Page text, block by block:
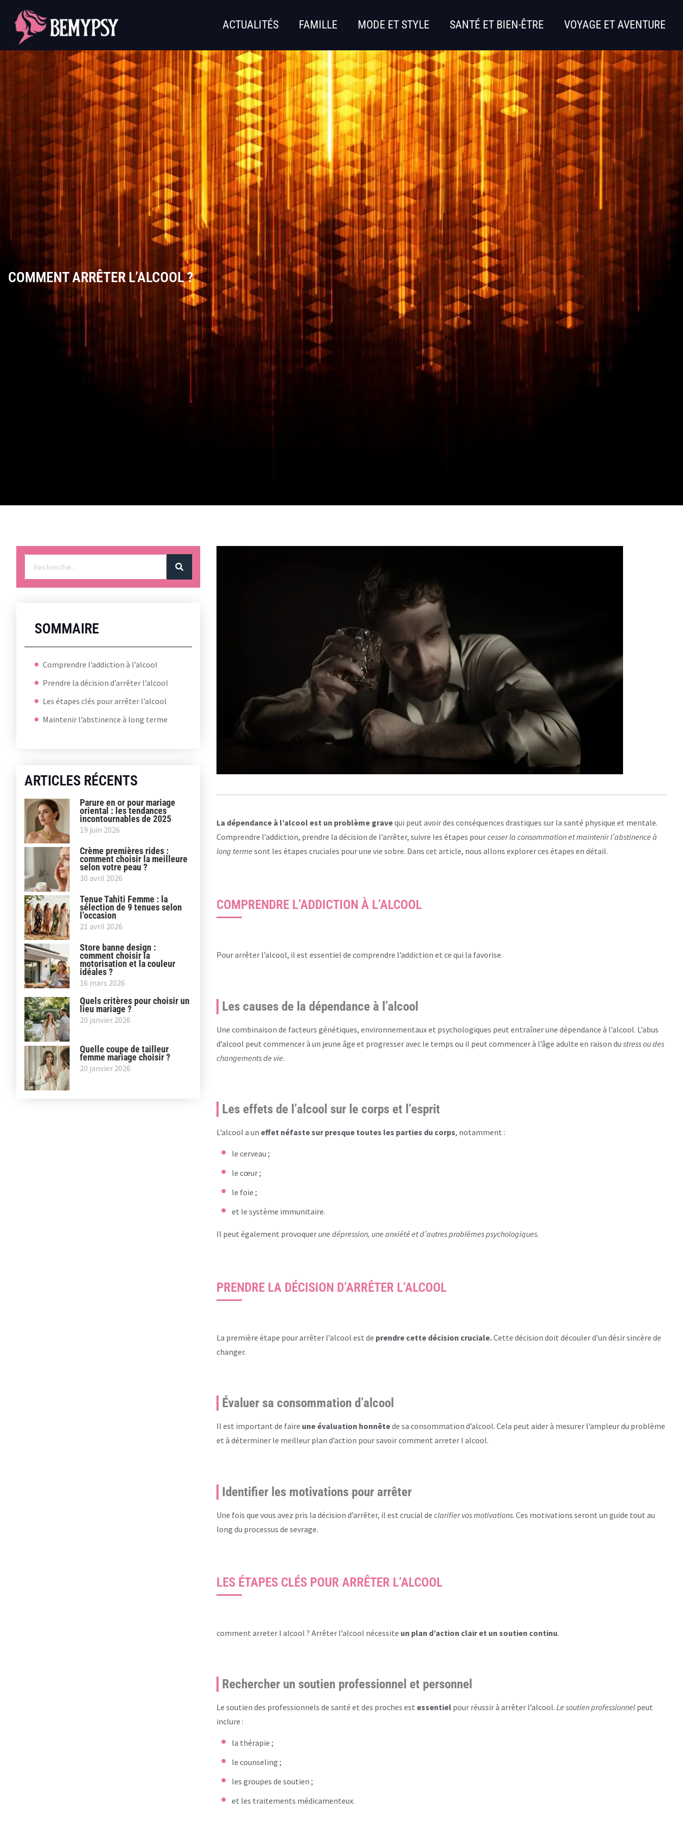
ACTUALITÉS FAMILLE MODE ET STYLE SANTÉ ET BIEN-ÊTRE VOYAGE ET AVENTURE
COMMENT ARRÊTER L’ALCOOL ?
SOMMAIRE
Comprendre l’addiction à l’alcool
Prendre la décision d’arrêter l’alcool
Les étapes clés pour arrêter l’alcool
Maintenir l’abstinence à long terme
ARTICLES RÉCENTS
Parure en or pour mariage
oriental : les tendances
incontournables de 2025
19 juin 2026
Crème premières rides :
comment choisir la meilleure
selon votre peau ?
30 avril 2026
Tenue Tahiti Femme : la
sélection de 9 tenues selon
l’occasion
21 avril 2026
Store banne design :
comment choisir la
motorisation et la couleur
idéales ?
16 mars 2026
Quels critères pour choisir un
lieu mariage ?
20 janvier 2026
Quelle coupe de tailleur
femme mariage choisir ?
20 janvier 2026
La dépendance à l’alcool est un problème gravequi peut avoir des conséquences drastiques sur la santé physique et mentale.
Comprendre l’addiction, prendre la décision de l’arrêter, suivre les étapes pourcesser la consommation et maintenir l’abstinence à
long terme sont les étapes cruciales pour une vie sobre. Dans cet article, nous allons explorer ces étapes en détail.
COMPRENDRE L’ADDICTION À L’ALCOOL
Pour arrêter l’alcool, il est essentiel de comprendre l’addiction et ce qui la favorise.
Les causes de la dépendance à l’alcool
Une combinaison de facteurs génétiques, environnementaux et psychologiques peut entraîner une dépendance à l’alcool. L’abus
d’alcool peut commencer à un jeune âge et progresser avec le temps ou il peut commencer à l’âge adulte en raison du stress ou des
changements de vie.
Les effets de l’alcool sur le corps et l’esprit
L’alcool a un effet néfaste sur presque toutes les parties du corps, notamment :
le cerveau ;
le cœur ;
le foie ;
et le système immunitaire.
Il peut également provoquerune dépression, une anxiété et d’autres problèmes psychologiques.
PRENDRE LA DÉCISION D’ARRÊTER L’ALCOOL
La première étape pour arrêter l’alcool est de prendre cette décision cruciale.Cette décision doit découler d’un désir sincère de
changer.
Évaluer sa consommation d’alcool
Il est important de faire une évaluation honnêtede sa consommation d’alcool. Cela peut aider à mesurer l’ampleur du problème
et à déterminer le meilleur plan d’action pour savoir comment arreter l alcool.
Identifier les motivations pour arrêter
Une fois que vous avez pris la décision d’arrêter, il est crucial de clarifier vos motivations. Ces motivations seront un guide tout au
long du processus de sevrage.
LES ÉTAPES CLÉS POUR ARRÊTER L’ALCOOL
comment arreter l alcool ? Arrêter l’alcool nécessite un plan d’action clair et un soutien continu.
Rechercher un soutien professionnel et personnel
Le soutien des professionnels de santé et des proches est essentielpour réussir à arrêter l’alcool. Le soutien professionnelpeut
inclure :
la thérapie ;
le counseling ;
les groupes de soutien ;
et les traitements médicamenteux.